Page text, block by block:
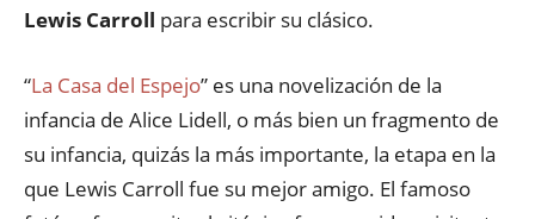
Lewis Carroll para escribir su clásico.
“La Casa del Espejo” es una novelización de la
infancia de Alice Lidell, o más bien un fragmento de
su infancia, quizás la más importante, la etapa en la
que Lewis Carroll fue su mejor amigo. El famoso